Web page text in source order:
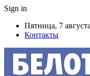
Sign in
Пятница, 7
Контакты